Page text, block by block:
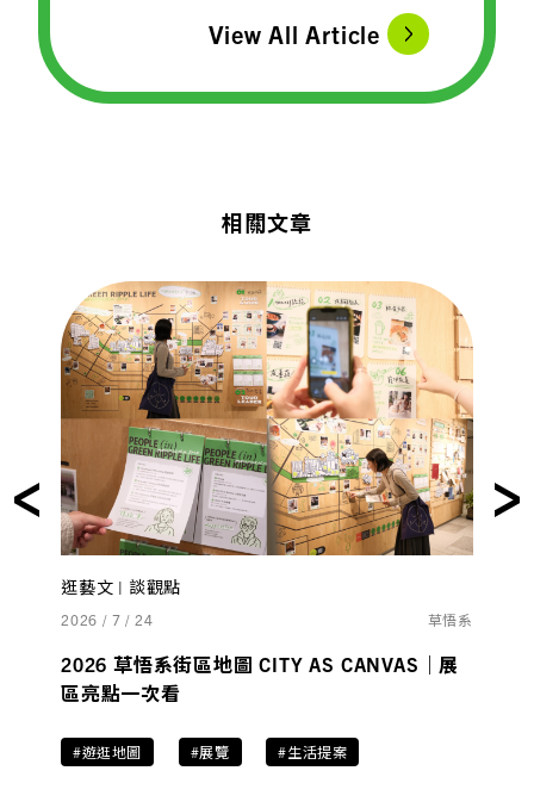
View All Article
相關文章
逛藝文 | 談觀點
2026 / 7 / 24 草悟系
2026 草悟系街區地圖 CITY AS CANVAS｜展
區亮點一次看
#遊逛地圖 #展覽 #生活提案